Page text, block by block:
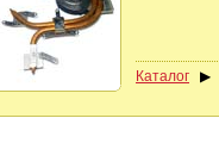
Каталог